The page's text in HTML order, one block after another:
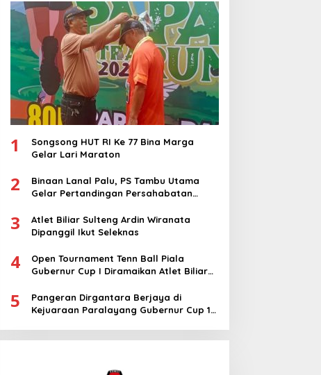
1
Songsong HUT RI Ke 77 Bina Marga
Gelar Lari Maraton
2
Binaan Lanal Palu, PS Tambu Utama
Gelar Pertandingan Persahabatan
3
Atlet Biliar Sulteng Ardin Wiranata
Dipanggil Ikut Seleknas
4
Open Tournament Tenn Ball Piala
Gubernur Cup I Diramaikan Atlet Biliar
5
Pangeran Dirgantara Berjaya di
Kejuaraan Paralayang Gubernur Cup 1